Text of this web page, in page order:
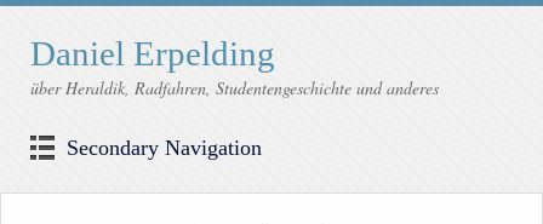
Daniel Erpelding
über Heraldik, Radfahren, Studentengeschichte und anderes
Secondary Navigation